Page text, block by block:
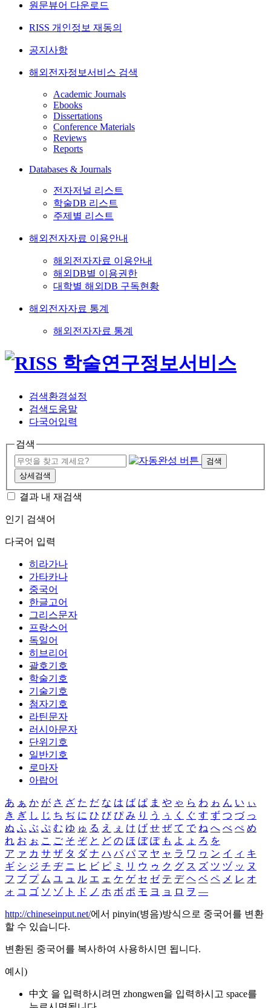
원문뷰어 다운로드
RISS 개인정보 재동의
공지사항
해외전자정보서비스 검색
Academic Journals
Ebooks
Dissertations
Conference Materials
Reviews
Reports
Databases & Journals
전자저널 리스트
학술DB 리스트
주제별 리스트
해외전자자료 이용안내
해외전자자료 이용안내
해외DB별 이용권한
대학별 해외DB 구독현황
해외전자자료 통계
해외전자자료 통계
검색환경설정
검색도움말
다국어입력
검색
검색
상세검색
결과 내 재검색
인기 검색어
다국어 입력
히라가나
가타카나
중국어
한글고어
그리스문자
프랑스어
독일어
히브리어
괄호기호
학술기호
기술기호
첨자기호
라틴문자
러시아문자
단위기호
일반기호
로마자
아랍어
あ ぁ か が さ ざ た だ な は ば ぱ ま や ゃ ら わ ゎ ん い ぃ
き ぎ し じ ち ぢ に ひ び ぴ み り う ぅ く ぐ す ず つ づ っ
ぬ ふ ぶ ぷ む ゆ ゅ る え ぇ け げ せ ぜ て で ね へ べ ぺ め
れ お ぉ こ ご そ ぞ と ど の ほ ぼ ぽ も よ ょ ろ を
ア ァ カ サ ザ タ ダ ナ ハ バ パ マ ヤ ャ ラ ワ ヮ ン イ ィ キ
ギ シ ジ チ ヂ ニ ヒ ビ ピ ミ リ ウ ゥ ク グ ス ズ ツ ヅ ッ ヌ
フ ブ プ ム ユ ュ ル エ ェ ケ ゲ セ ゼ テ デ ヘ ベ ペ メ レ オ
ォ コ ゴ ソ ゾ ト ド ノ ホ ボ ポ モ ヨ ョ ロ ヲ ―
http://chineseinput.net/에서 pinyin(병음)방식으로 중국어를 변환
할 수 있습니다.
변환된 중국어를 복사하여 사용하시면 됩니다.
예시)
中文 을 입력하시려면 zhongwen을 입력하시고 space를